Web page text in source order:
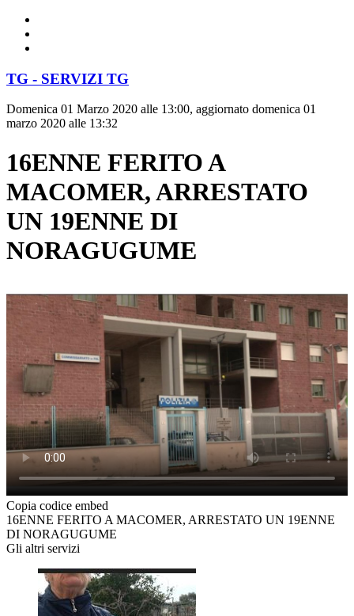
TG - SERVIZI TG
Domenica 01 Marzo 2020 alle 13:00, aggiornato domenica 01
marzo 2020 alle 13:32
16ENNE FERITO A
MACOMER, ARRESTATO
UN 19ENNE DI
NORAGUGUME
Copia codice embed
16ENNE FERITO A MACOMER, ARRESTATO UN 19ENNE
DI NORAGUGUME
Gli altri servizi